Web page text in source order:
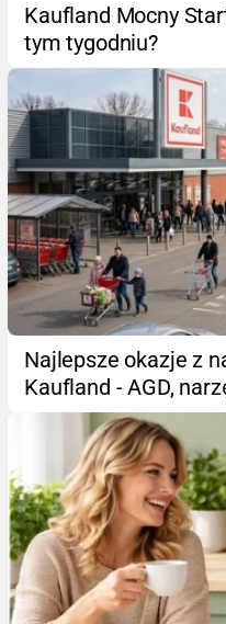
Kaufland Mocny
tym tygodniu?
Najlepsze okazje z
Kaufland - AGD,